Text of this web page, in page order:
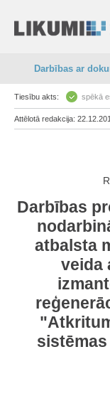
Darbības ar
Tiesību akts: spēkā
Attēlotā redakcija:
Darbības
atbalsta
veida